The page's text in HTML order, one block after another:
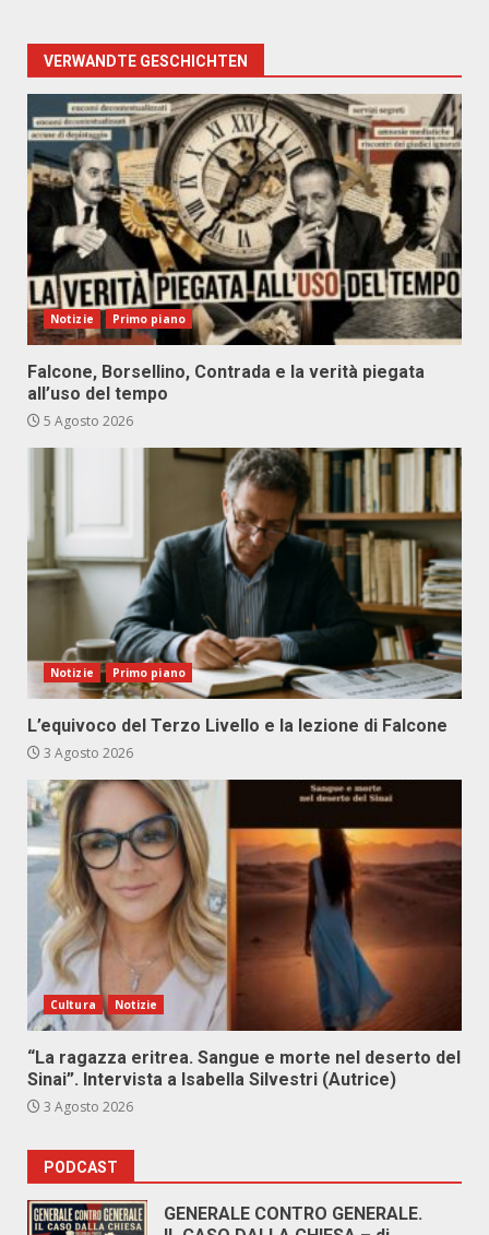
VERWANDTE GESCHICHTEN
Notizie Primo piano
Falcone, Borsellino, Contrada e la verità piegata
all’uso del tempo
5 Agosto 2026
Notizie Primo piano
L’equivoco del Terzo Livello e la lezione di Falcone
3 Agosto 2026
Cultura Notizie
“La ragazza eritrea. Sangue e morte nel deserto del
Sinai”. Intervista a Isabella Silvestri (Autrice)
3 Agosto 2026
PODCAST
GENERALE CONTRO GENERALE.